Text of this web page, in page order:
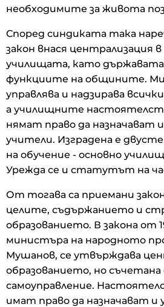
необходимите за живота
Според синдиката така
закон внася централизация
училищата, като държавата
функциите на общините.
управлява и надзирава
а училищните
нямат право да назначават
учители. Изградена е
на обучение - основно
Урежда се и статутът на
От тогава са приемани
целите, съдържанието и
образованието. В закона от
министъра на народното
Мушанов, се утвърждава
образованието, но съчетана
самоуправление.
имат право да назначават и